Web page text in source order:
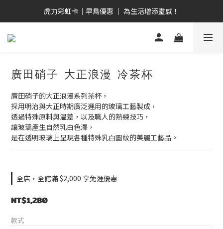
畢業禮心意選  全品項9折！ 全館2,000免運優惠！
虎力彩虹卡｜早鳥優惠 ｜ 為生活增添靈感！
日安白河 ｜ 台日共創 ｜ 晨曦系人氣單品！
廣田硝子 大正浪漫 冷茶杯
廣田硝子的大正浪漫系列茶杯，
採用明治與大正時期廣泛運用的玻璃工藝製成，
透過特殊原料與溫差，以及職人的熟練技巧，
讓玻璃產生自然乳白色澤，
是在透明玻璃上呈現各種特殊乳白圖紋的美麗工藝品。
全店，全館滿 $2,000 享免運優惠
NT$1,280
款式